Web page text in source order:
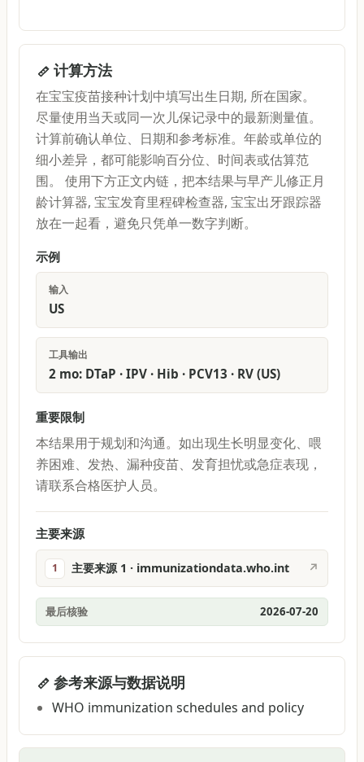
计算方法
在宝宝疫苗接种计划中填写出生日期, 所在国家。
尽量使用当天或同一次儿保记录中的最新测量值。
计算前确认单位、日期和参考标准。年龄或单位的
细小差异，都可能影响百分位、时间表或估算范
围。 使用下方正文内链，把本结果与早产儿修正月
龄计算器, 宝宝发育里程碑检查器, 宝宝出牙跟踪器
放在一起看，避免只凭单一数字判断。
示例
输入
US
工具输出
2 mo: DTaP · IPV · Hib · PCV13 · RV (US)
重要限制
本结果用于规划和沟通。如出现生长明显变化、喂
养困难、发热、漏种疫苗、发育担忧或急症表现，
请联系合格医护人员。
主要来源
1 主要来源 1 · immunizationdata.who.int ↗
最后核验 2026-07-20
参考来源与数据说明
WHO immunization schedules and policy